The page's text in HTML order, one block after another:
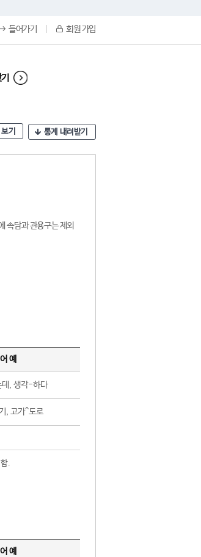
들어가기 회원 가입
기 통계 내려받기
속담과 관용구는 제외
예
, 생각-하다
, 고가^도로
.
예